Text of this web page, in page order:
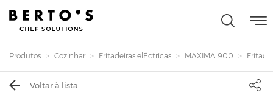
Produtos Cozinhar Fritadeiras elÉctricas MAXIMA 900
Voltar à lista